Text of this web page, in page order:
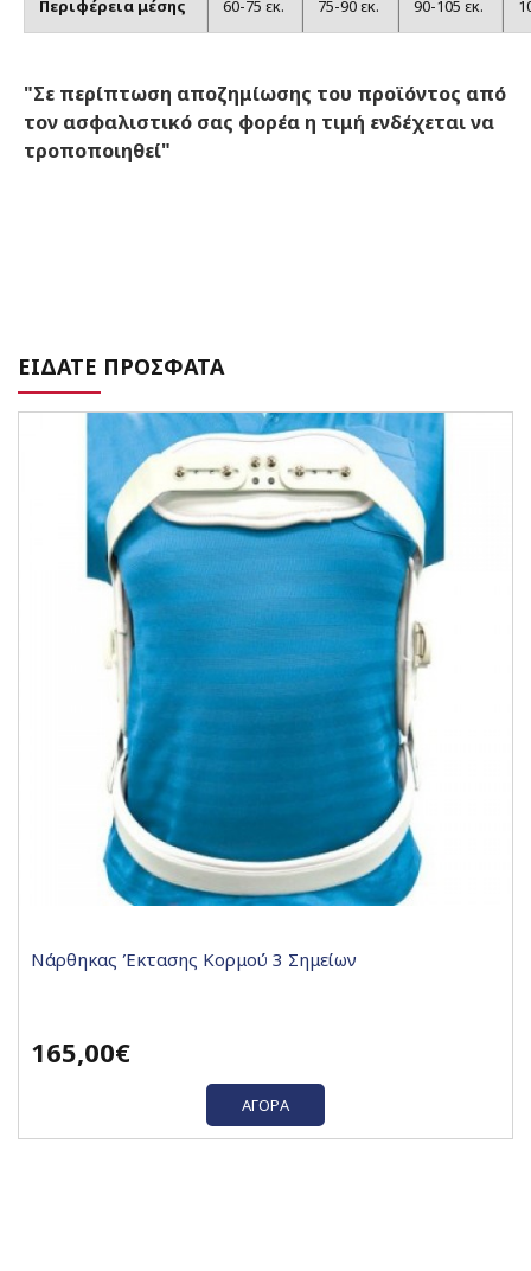
Περιφέρεια μέσης 60-75 εκ. 75-90 εκ. 90-105 εκ.
"Σε περίπτωση αποζημίωσης του προϊόντος από
τον ασφαλιστικό σας φορέα η τιμή ενδέχεται να
τροποποιηθεί"
ΕΙΔΑΤΕ ΠΡΟΣΦΑΤΑ
Νάρθηκας Έκτασης Κορμού 3 Σημείων
165,00€
ΑΓΟΡΆ